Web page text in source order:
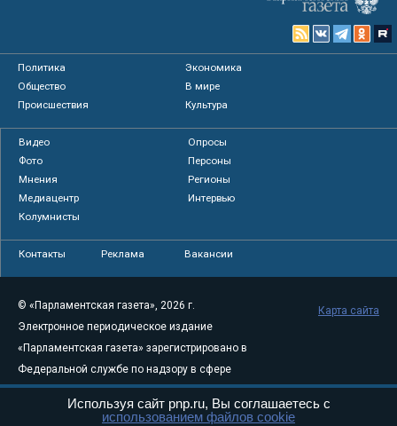
Политика
Экономика
Общество
В мире
Происшествия
Культура
Видео
Опросы
Фото
Персоны
Мнения
Регионы
Медиацентр
Интервью
Колумнисты
Контакты Реклама Вакансии
© «Парламентская газета», 2026 г.
Электронное периодическое издание
«Парламентская газета» зарегистрировано в
Федеральной службе по надзору в сфере
связи, информационных технологий и
массовых коммуникаций (Роскомнадзор) 05
Карта сайта
Используя сайт pnp.ru, Вы соглашаетесь с
использованием файлов cookie